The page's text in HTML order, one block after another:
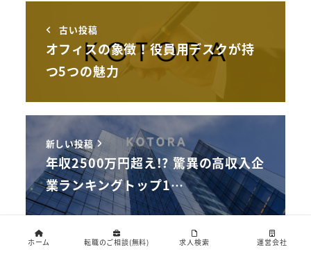
古い投稿
オフィスの象徴！役員用デスクが持
つ5つの魅力
新しい投稿
年収2500万円超え!? 驚異の高収入企
業ランキングトップ1…
関連記事
ホーム 転職のご相談(無料) 求人検索 運営会社